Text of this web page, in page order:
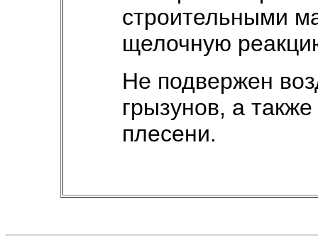
строительными
щелочную
Не подвержен
грызунов, а
плесени.